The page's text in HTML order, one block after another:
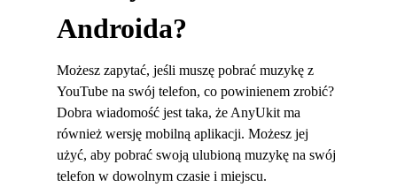
Androida?
Możesz zapytać, jeśli muszę pobrać muzykę z
YouTube na swój telefon, co powinienem zrobić?
Dobra wiadomość jest taka, że ​​AnyUkit ma
również wersję mobilną aplikacji. Możesz jej
użyć, aby pobrać swoją ulubioną muzykę na swój
telefon w dowolnym czasie i miejscu.